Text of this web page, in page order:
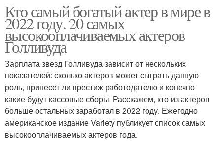
Кто самый богатый актер в мире в
2022 году. 20 самых
высокооплачиваемых актеров
Голливуда
Зарплата звезд Голливуда зависит от нескольких
показателей: сколько актеров может сыграть данную
роль, принесет ли престиж работодателю и конечно
какие будут кассовые сборы. Расскажем, кто из актеров
больше остальных заработал в 2022 году. Ежегодно
американское издание Variety публикует список самых
высокооплачиваемых актеров года.